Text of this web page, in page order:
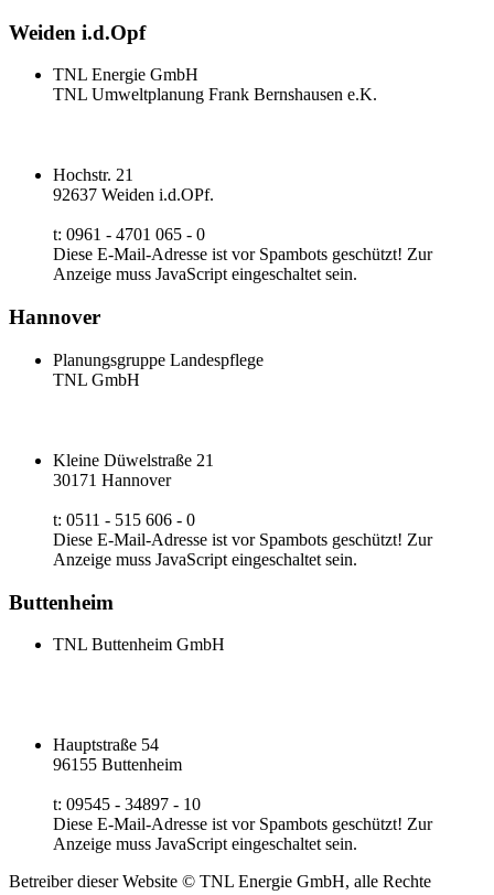
Weiden i.d.Opf
TNL Energie GmbH
TNL Umweltplanung Frank Bernshausen e.K.
Hochstr. 21
92637 Weiden i.d.OPf.
t: 0961 - 4701 065 - 0
Diese E-Mail-Adresse ist vor Spambots geschützt! Zur
Anzeige muss JavaScript eingeschaltet sein.
Hannover
Planungsgruppe Landespflege
TNL GmbH
Kleine Düwelstraße 21
30171 Hannover
t: 0511 - 515 606 - 0
Diese E-Mail-Adresse ist vor Spambots geschützt! Zur
Anzeige muss JavaScript eingeschaltet sein.
Buttenheim
TNL Buttenheim GmbH
Hauptstraße 54
96155 Buttenheim
t: 09545 - 34897 - 10
Diese E-Mail-Adresse ist vor Spambots geschützt! Zur
Anzeige muss JavaScript eingeschaltet sein.
Betreiber dieser Website © TNL Energie GmbH, alle Rechte